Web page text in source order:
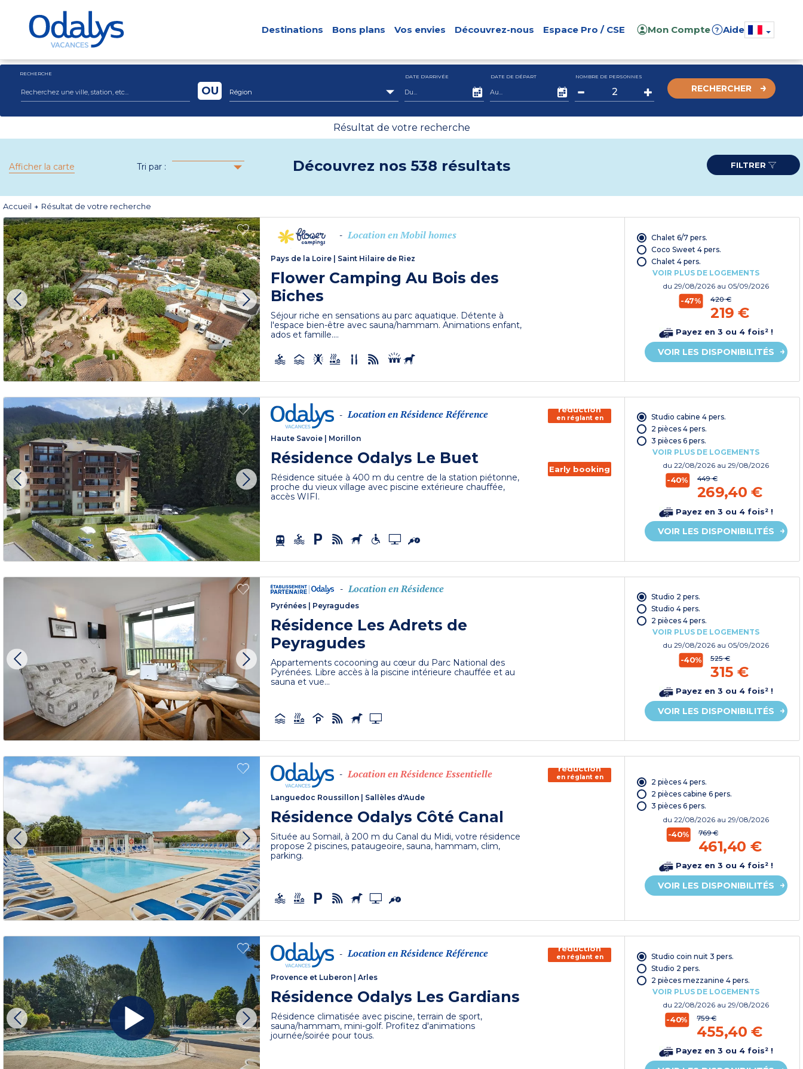
Destinations Bons plans Vos envies Découvrez-nous Espace Pro / CSE Mon Compte ? Aide
RECHERCHE
Région
OU
DATE D'ARRIVÉE DATE DE DÉPART NOMBRE DE PERSONNES
RECHERCHER
Résultat de votre recherche
Afficher la carte Tri par : Découvrez nos 538 résultats FILTRER
Accueil Résultat de votre recherche
- Location en Mobil homes
Pays de la Loire Saint Hilaire de Riez
Flower Camping Au Bois des
Biches
Séjour riche en sensations au parc aquatique. Détente à
l'espace bien-être avec sauna/hammam. Animations enfant,
ados et famille....
Chalet 6/7 pers.
Coco Sweet 4 pers.
Chalet 4 pers.
VOIR PLUS DE LOGEMENTS
du29/08/2026 au 05/09/2026
-47% 420 €
219 €
Payez en 3 ou 4 fois² !
VOIR LES DISPONIBILITÉS
- Location en Résidence Référence
Haute Savoie Morillon
Résidence Odalys Le Buet
Résidence située à 400 m du centre de la station piétonne,
proche du vieux village avec piscine extérieure chauffée,
accès WIFI.
150€ de
réduction
en réglant en
chèque
Early booking
Studio cabine 4 pers.
2 pièces 4 pers.
3 pièces 6 pers.
VOIR PLUS DE LOGEMENTS
du22/08/2026 au 29/08/2026
-40% 449 €
269,40 €
Payez en 3 ou 4 fois² !
VOIR LES DISPONIBILITÉS
- Location en Résidence
Pyrénées Peyragudes
Résidence Les Adrets de
Peyragudes
Appartements cocooning au cœur du Parc National des
Pyrénées. Libre accès à la piscine intérieure chauffée et au
sauna et vue...
Studio 2 pers.
Studio 4 pers.
2 pièces 4 pers.
VOIR PLUS DE LOGEMENTS
du29/08/2026 au 05/09/2026
-40% 525 €
315 €
Payez en 3 ou 4 fois² !
VOIR LES DISPONIBILITÉS
- Location en Résidence Essentielle
Languedoc Roussillon Sallèles d'Aude
Résidence Odalys Côté Canal
Située au Somail, à 200 m du Canal du Midi, votre résidence
propose 2 piscines, pataugeoire, sauna, hammam, clim,
parking.
150€ de
réduction
en réglant en
chèque
2 pièces 4 pers.
2 pièces cabine 6 pers.
3 pièces 6 pers.
du22/08/2026 au 29/08/2026
-40% 769 €
461,40 €
Payez en 3 ou 4 fois² !
VOIR LES DISPONIBILITÉS
- Location en Résidence Référence
Provence et Luberon |Arles
Résidence Odalys Les Gardians
Résidence climatisée avec piscine, terrain de sport,
sauna/hammam, mini-golf. Profitez d'animations
journée/soirée pour tous.
150€ de
réduction
en réglant en
chèque
Studio coin nuit 3 pers.
Studio 2 pers.
2 pièces mezzanine 4 pers.
VOIR PLUS DE LOGEMENTS
du22/08/2026 au 29/08/2026
-40% 759 €
455,40 €
Payez en 3 ou 4 fois² !